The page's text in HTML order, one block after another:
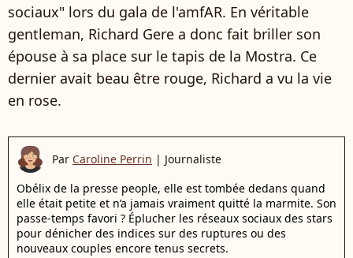
sociaux" lors du gala de l'amfAR. En véritable
gentleman, Richard Gere a donc fait briller son
épouse à sa place sur le tapis de la Mostra. Ce
dernier avait beau être rouge, Richard a vu la vie
en rose.
Par Caroline Perrin | Journaliste
Obélix de la presse people, elle est tombée dedans quand
elle était petite et n’a jamais vraiment quitté la marmite. Son
passe-temps favori ? Éplucher les réseaux sociaux des stars
pour dénicher des indices sur des ruptures ou des
nouveaux couples encore tenus secrets.